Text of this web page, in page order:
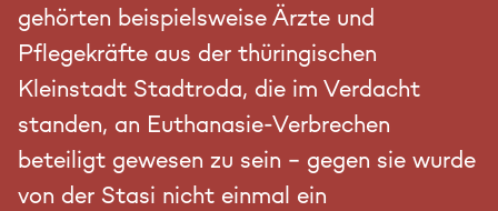
gehörten beispielsweise Ärzte und
Pflegekräfte aus der thüringischen
Kleinstadt Stadtroda, die im Verdacht
standen, an Euthanasie-Verbrechen
beteiligt gewesen zu sein – gegen sie wurde
von der Stasi nicht einmal ein